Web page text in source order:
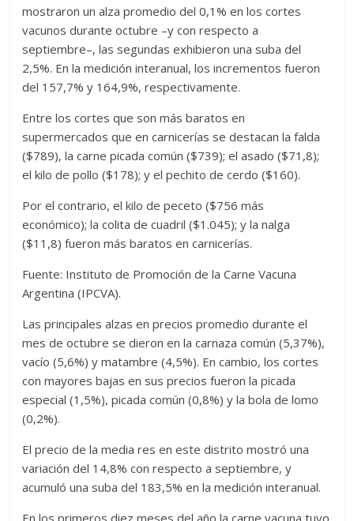
mostraron un alza promedio del 0,1% en los cortes
vacunos durante octubre –y con respecto a
septiembre–, las segundas exhibieron una suba del
2,5%. En la medición interanual, los incrementos fueron
del 157,7% y 164,9%, respectivamente.
Entre los cortes que son más baratos en
supermercados que en carnicerías se destacan la falda
($789), la carne picada común ($739); el asado ($71,8);
el kilo de pollo ($178); y el pechito de cerdo ($160).
Por el contrario, el kilo de peceto ($756 más
económico); la colita de cuadril ($1.045); y la nalga
($11,8) fueron más baratos en carnicerías.
Fuente: Instituto de Promoción de la Carne Vacuna
Argentina (IPCVA).
Las principales alzas en precios promedio durante el
mes de octubre se dieron en la carnaza común (5,37%),
vacío (5,6%) y matambre (4,5%). En cambio, los cortes
con mayores bajas en sus precios fueron la picada
especial (1,5%), picada común (0,8%) y la bola de lomo
(0,2%).
El precio de la media res en este distrito mostró una
variación del 14,8% con respecto a septiembre, y
acumuló una suba del 183,5% en la medición interanual.